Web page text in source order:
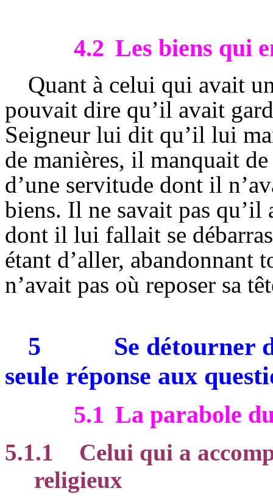
4.2 Les biens qui
Quant à celui qui avait
pouvait dire qu’il avait
Seigneur lui dit qu’il lui
de manières, il manquait
d’une servitude dont il
biens. Il ne savait pas qu’il
dont il lui fallait se
étant d’aller, abandonnant
n’avait pas où reposer sa
5
Se détourner
seule réponse aux
5.1 La parabole
5.1.1
Celui qui a
religieux